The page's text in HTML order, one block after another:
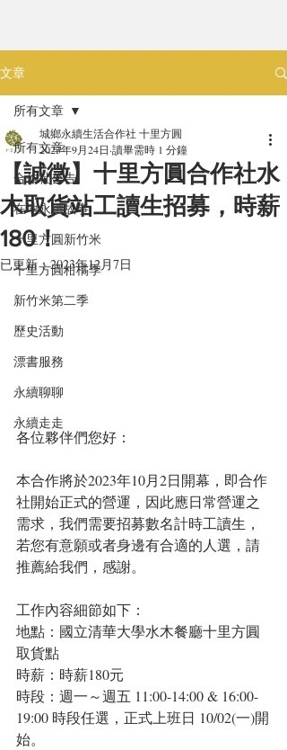
文章
所有文章
合作社公告
在地永續故事
十里方圓新竹米
十里方圓柑橘季
新竹米第二季
歷史活動
漂書服務
永續聊聊
永續走走
所有文章
【誠徵】十里方圓合作社水
木取貨站工讀生招募，時薪
180！
城鄉永續生活合作社 十里方圓
2023年9月24日 讀畢需時 1 分鐘
已更新：2023年12月7日
各位夥伴們您好：
本合作將於2023年10月2日開幕，即合作
社開始正式的營運，因此應日常營運之
需求，我們需要招募數名計時工讀生，
若您有意願或者身邊有合適的人選，請
推薦給我們，感謝。
工作內容細節如下：
地點：國立清華大學水木餐廳十里方圓
取貨點
時薪：時薪180元
時段：週一～週五 11:00-14:00 & 16:00-
19:00 時段任選，正式上班日 10/02(一)開
始。